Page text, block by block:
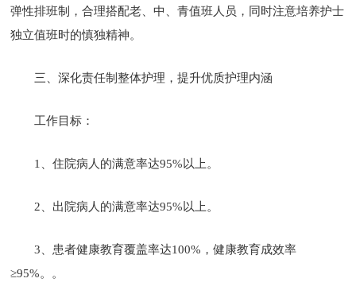
弹性排班制，合理搭配老、中、青值班人员，同时注意培养护士
独立值班时的慎独精神。
三、深化责任制整体护理，提升优质护理内涵
工作目标：
1、住院病人的满意率达95%以上。
2、出院病人的满意率达95%以上。
3、患者健康教育覆盖率达100%，健康教育成效率
≥95%。。